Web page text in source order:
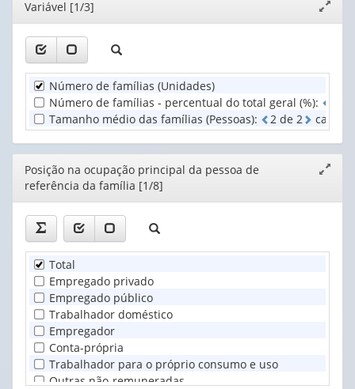
da
pess...
(1)
1
Unidade
Territorial
(1)
do
domicílio
(1)
Editor
janela
Variável [1/3]
Número de famílias (Unidades)
Número de famílias - percentual do total geral (%):
Tamanho médio das famílias (Pessoas): 2 de 2 casas
Editor
Posição na ocupação principal da pessoa de
referência da família [1/8]
Total
Empregado privado
Empregado público
Trabalhador doméstico
Empregador
Conta-própria
Trabalhador para o próprio consumo e uso
Outras não-remuneradas